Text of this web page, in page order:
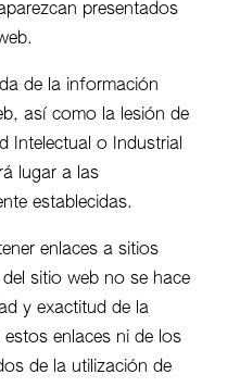
presentados
de la información
así como la lesión de
Intelectual o Industrial
lugar a las
establecidas.
enlaces a sitios
sitio web no se hace
y exactitud de la
enlaces ni de los
de la utilización de